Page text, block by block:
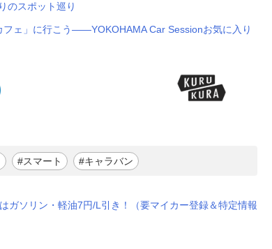
のスポット巡り
フェ」に行こう――YOKOHAMA Car Sessionお気に入り
#スマート #キャラバン
ガソリン・軽油7円/L引き！（要マイカー登録＆特定情報